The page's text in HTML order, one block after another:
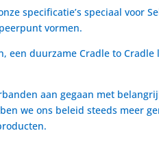
specificatie’s speciaal
vormen.
een duurzame Cradle to
aan gegaan met
we ons beleid steeds meer